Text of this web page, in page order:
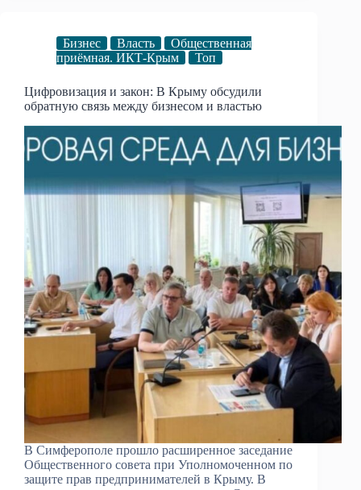
Бизнес Власть
Общественная
приёмная. ИКТ-Крым
Топ
Цифровизация и закон: В Крыму обсудили
обратную связь между бизнесом и властью
В Симферополе прошло расширенное заседание
Общественного совета при Уполномоченном по
защите прав предпринимателей в Крыму. В